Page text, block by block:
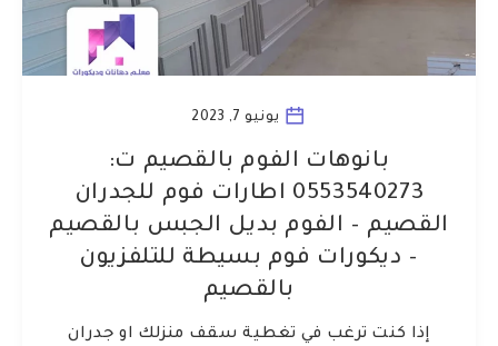
يونيو 7, 2023
بانوهات الفوم بالقصيم ت:
0553540273 اطارات فوم للجدران
القصيم – الفوم بديل الجبس بالقصيم
– ديكورات فوم بسيطة للتلفزيون
بالقصيم
إذا كنت ترغب في تغطية سقف منزلك او جدران